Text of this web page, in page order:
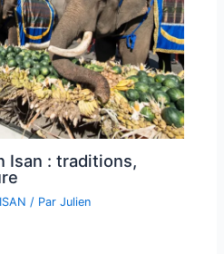
Isan : traditions,
ISAN / ParJulien